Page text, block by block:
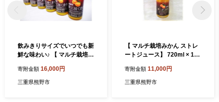
飲みきりサイズでいつでも新
鮮な味わい♪ 【 マルチ栽培
： ミニ 6本 】 180ml × 6本
（化粧箱）温州 みかん 10
寄附金額 16,000円
三重県熊野市
【 マルチ栽培みかん ストレ
ートジュース】 720ml × 1本
ジュース ご自宅用 子供 三重
県 熊野市【kmkn0143】
寄附金額 11,000円
三重県熊野市